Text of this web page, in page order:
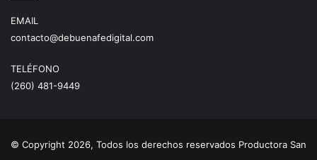
EMAIL
contacto@debuenafedigital.com
TELÉFONO
(260) 481-9449
© Copyright 2026, Todos los derechos reservados Productora San